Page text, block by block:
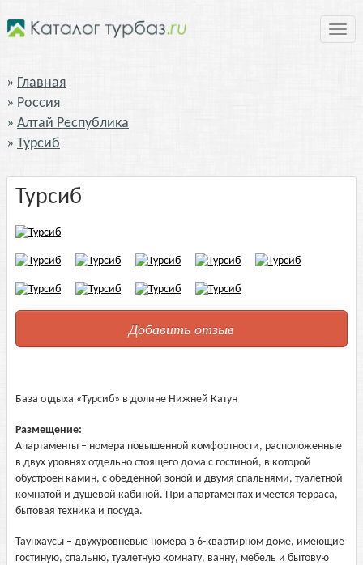
Главная
Россия
Алтай Республика
Турсиб
Турсиб
Добавить отзыв
База отдыха «Турсиб» в долине Нижней Катун
Размещение:
Апартаменты – номера повышенной комфортности, расположенные
в двух уровнях отдельно стоящего дома с гостиной, в которой
обустроен камин, с обеденной зоной и двумя спальнями, туалетной
комнатой и душевой кабиной. При апартаментах имеется терраса,
бытовая техника и посуда.
Таунхаусы – двухуровневые номера в 6-квартирном доме, имеющие
гостиную, спальню, туалетную комнату, ванну, мебель и бытовую